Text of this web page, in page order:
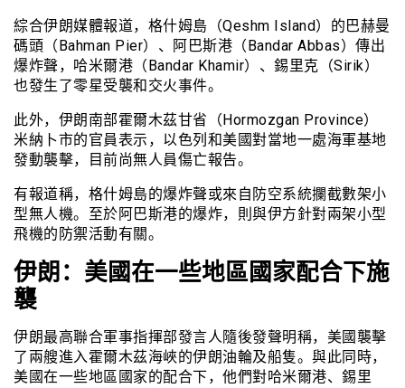
綜合伊朗媒體報道，格什姆島（Qeshm Island）的巴赫曼
碼頭（Bahman Pier）、阿巴斯港（Bandar Abbas）傳出
爆炸聲，哈米爾港（Bandar Khamir）、錫里克（Sirik）
也發生了零星受襲和交火事件。
此外，伊朗南部霍爾木茲甘省（Hormozgan Province）
米納卜市的官員表示，以色列和美國對當地一處海軍基地
發動襲擊，目前尚無人員傷亡報告。
有報道稱，格什姆島的爆炸聲或來自防空系統攔截數架小
型無人機。至於阿巴斯港的爆炸，則與伊方針對兩架小型
飛機的防禦活動有關。
伊朗：美國在一些地區國家配合下施
襲
伊朗最高聯合軍事指揮部發言人隨後發聲明稱，美國襲擊
了兩艘進入霍爾木茲海峽的伊朗油輪及船隻。與此同時，
美國在一些地區國家的配合下，他們對哈米爾港、錫里